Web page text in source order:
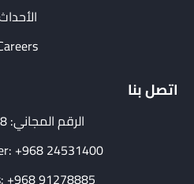
اتصل بنا
الرقم المجاني: 80055008
+968 24531400
+968 91278885